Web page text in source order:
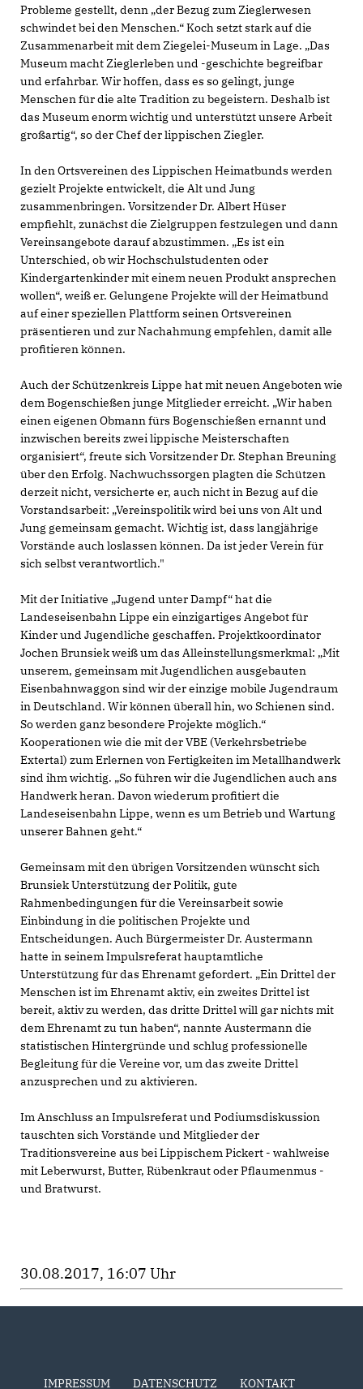
Probleme gestellt, denn „der Bezug zum Zieglerwesen
schwindet bei den Menschen.“ Koch setzt stark auf die
Zusammenarbeit mit dem Ziegelei-Museum in Lage. „Das
Museum macht Zieglerleben und -geschichte begreifbar
und erfahrbar. Wir hoffen, dass es so gelingt, junge
Menschen für die alte Tradition zu begeistern. Deshalb ist
das Museum enorm wichtig und unterstützt unsere Arbeit
großartig“, so der Chef der lippischen Ziegler.
In den Ortsvereinen des Lippischen Heimatbunds werden
gezielt Projekte entwickelt, die Alt und Jung
zusammenbringen. Vorsitzender Dr. Albert Hüser
empfiehlt, zunächst die Zielgruppen festzulegen und dann
Vereinsangebote darauf abzustimmen. „Es ist ein
Unterschied, ob wir Hochschulstudenten oder
Kindergartenkinder mit einem neuen Produkt ansprechen
wollen“, weiß er. Gelungene Projekte will der Heimatbund
auf einer speziellen Plattform seinen Ortsvereinen
präsentieren und zur Nachahmung empfehlen, damit alle
profitieren können.
Auch der Schützenkreis Lippe hat mit neuen Angeboten wie
dem Bogenschießen junge Mitglieder erreicht. „Wir haben
einen eigenen Obmann fürs Bogenschießen ernannt und
inzwischen bereits zwei lippische Meisterschaften
organisiert“, freute sich Vorsitzender Dr. Stephan Breuning
über den Erfolg. Nachwuchssorgen plagten die Schützen
derzeit nicht, versicherte er, auch nicht in Bezug auf die
Vorstandsarbeit: „Vereinspolitik wird bei uns von Alt und
Jung gemeinsam gemacht. Wichtig ist, dass langjährige
Vorstände auch loslassen können. Da ist jeder Verein für
sich selbst verantwortlich."
Mit der Initiative „Jugend unter Dampf“ hat die
Landeseisenbahn Lippe ein einzigartiges Angebot für
Kinder und Jugendliche geschaffen. Projektkoordinator
Jochen Brunsiek weiß um das Alleinstellungsmerkmal: „Mit
unserem, gemeinsam mit Jugendlichen ausgebauten
Eisenbahnwaggon sind wir der einzige mobile Jugendraum
in Deutschland. Wir können überall hin, wo Schienen sind.
So werden ganz besondere Projekte möglich.“
Kooperationen wie die mit der VBE (Verkehrsbetriebe
Extertal) zum Erlernen von Fertigkeiten im Metallhandwerk
sind ihm wichtig. „So führen wir die Jugendlichen auch ans
Handwerk heran. Davon wiederum profitiert die
Landeseisenbahn Lippe, wenn es um Betrieb und Wartung
unserer Bahnen geht.“
Gemeinsam mit den übrigen Vorsitzenden wünscht sich
Brunsiek Unterstützung der Politik, gute
Rahmenbedingungen für die Vereinsarbeit sowie
Einbindung in die politischen Projekte und
Entscheidungen. Auch Bürgermeister Dr. Austermann
hatte in seinem Impulsreferat hauptamtliche
Unterstützung für das Ehrenamt gefordert. „Ein Drittel der
Menschen ist im Ehrenamt aktiv, ein zweites Drittel ist
bereit, aktiv zu werden, das dritte Drittel will gar nichts mit
dem Ehrenamt zu tun haben“, nannte Austermann die
statistischen Hintergründe und schlug professionelle
Begleitung für die Vereine vor, um das zweite Drittel
anzusprechen und zu aktivieren.
Im Anschluss an Impulsreferat und Podiumsdiskussion
tauschten sich Vorstände und Mitglieder der
Traditionsvereine aus bei Lippischem Pickert - wahlweise
mit Leberwurst, Butter, Rübenkraut oder Pflaumenmus -
und Bratwurst.
30.08.2017, 16:07 Uhr
IMPRESSUM DATENSCHUTZ KONTAKT